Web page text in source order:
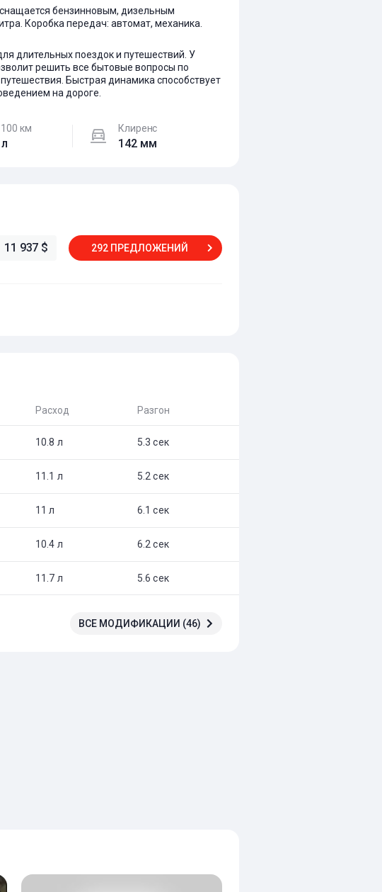
бензинновым, дизельным
Коробка передач: автомат, механика.
длительных поездок и путешествий. У
решить все бытовые вопросы по
Быстрая динамика способствует
на дороге.
км Клиренс
142 мм
11 937 $ 292 ПРЕДЛОЖЕНИЙ
Расход Разгон
10.8 л 5.3 сек
11.1 л 5.2 сек
11 л 6.1 сек
10.4 л 6.2 сек
11.7 л 5.6 сек
ВСЕ МОДИФИКАЦИИ (46)